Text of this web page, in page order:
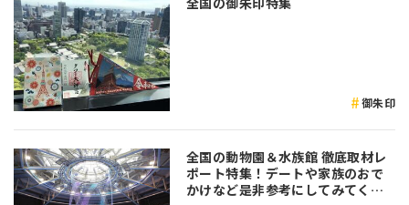
御朱印
全国の動物園＆水族館 徹底取材レ
ポート特集！デートや家族のおで
かけなど是非参考にしてみてくだ